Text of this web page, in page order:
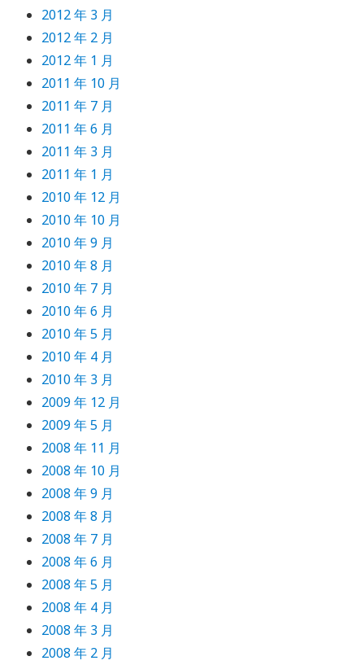
2012 年 3 月
2012 年 2 月
2012 年 1 月
2011 年 10 月
2011 年 7 月
2011 年 6 月
2011 年 3 月
2011 年 1 月
2010 年 12 月
2010 年 10 月
2010 年 9 月
2010 年 8 月
2010 年 7 月
2010 年 6 月
2010 年 5 月
2010 年 4 月
2010 年 3 月
2009 年 12 月
2009 年 5 月
2008 年 11 月
2008 年 10 月
2008 年 9 月
2008 年 8 月
2008 年 7 月
2008 年 6 月
2008 年 5 月
2008 年 4 月
2008 年 3 月
2008 年 2 月